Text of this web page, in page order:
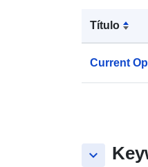
Título
Current
keyboard_arrow_down